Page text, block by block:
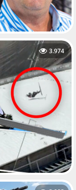
3.974